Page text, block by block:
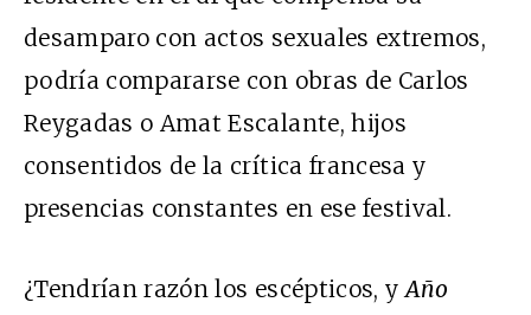
desamparo con actos sexuales extremos,
podría compararse con obras de Carlos
Reygadas o Amat Escalante, hijos
consentidos de la crítica francesa y
presencias constantes en ese festival.
¿Tendrían razón los escépticos, yAño